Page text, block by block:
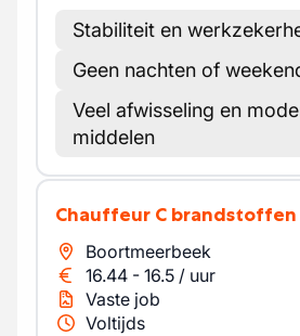
Stabiliteit en
Geen nachten of
Veel afwisseling en
middelen
Chauffeur C brandstoffen
Boortmeerbeek
16.44 - 16.5 / uur
Vaste job
Voltijds